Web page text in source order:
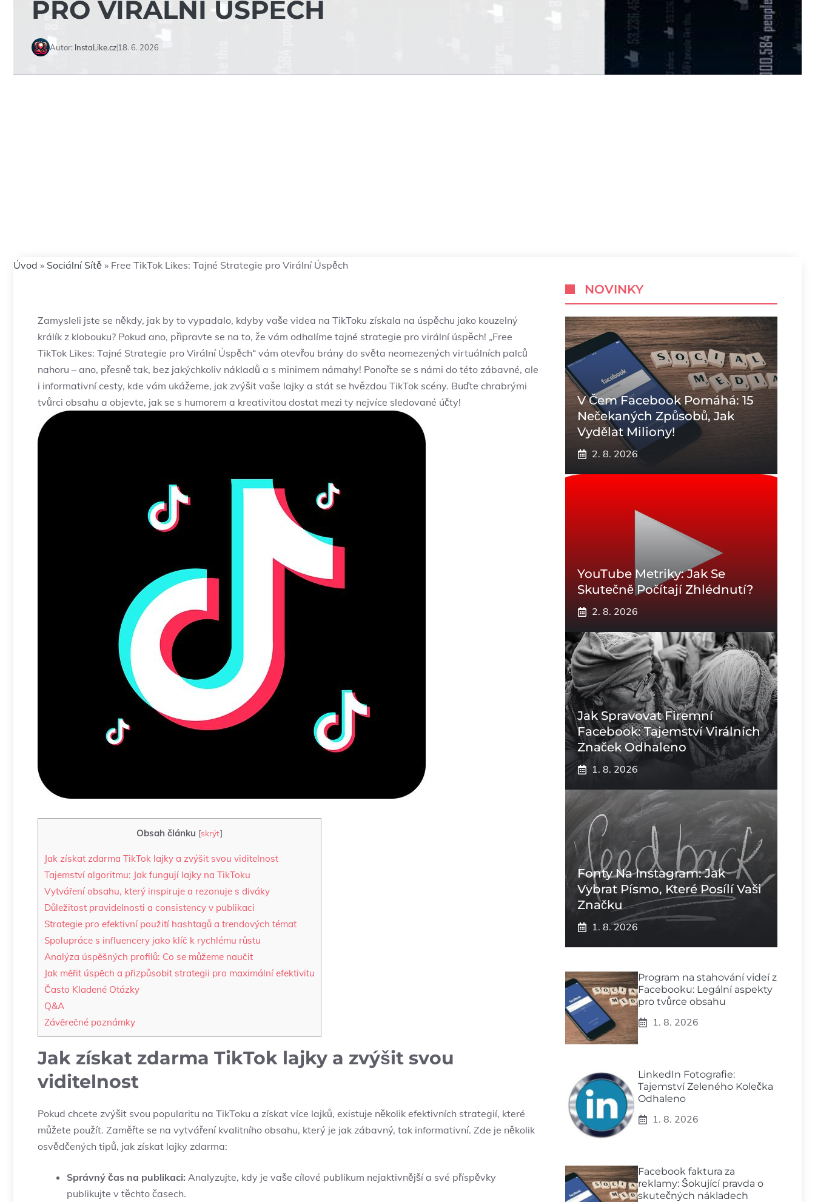
PRO VIRÁLNÍ ÚSPĚCH
Autor: InstaLike.cz 18. 6. 2026
Úvod » Sociální Sítě » Free TikTok Likes: Tajné Strategie pro Virální Úspěch
Zamysleli jste se někdy, jak by to vypadalo, kdyby vaše videa na TikToku získala na úspěchu jako kouzelný
králík z klobouku? Pokud ano, připravte se na to, že vám odhalíme tajné strategie pro virální úspěch! „Free
TikTok Likes: Tajné Strategie pro Virální Úspěch“ vám otevřou brány do světa neomezených virtuálních palců
nahoru – ano, přesně tak, bez jakýchkoliv nákladů a s minimem námahy! Ponořte se s námi do této zábavné, ale
i informativní cesty, kde vám ukážeme, jak zvýšit vaše lajky a stát se hvězdou TikTok scény. Buďte chrabrými
tvůrci obsahu a objevte, jak se s humorem a kreativitou dostat mezi ty nejvíce sledované účty!
Obsah článku [skrýt]
Jak získat zdarma TikTok lajky a zvýšit svou viditelnost
Tajemství algoritmu: Jak fungují lajky na TikToku
Vytváření obsahu, který inspiruje a rezonuje s diváky
Důležitost pravidelnosti a consistency v publikaci
Strategie pro efektivní použití hashtagů a trendových témat
Spolupráce s influencery jako klíč k rychlému růstu
Analýza úspěšných profilů: Co se můžeme naučit
Jak měřit úspěch a přizpůsobit strategii pro maximální efektivitu
Často Kladené Otázky
Q&A
Závěrečné poznámky
Jak získat zdarma TikTok lajky a zvýšit svou
viditelnost
Pokud chcete zvýšit svou popularitu na TikToku a získat více lajků, existuje několik efektivních strategií, které
můžete použít. Zaměřte se na vytváření kvalitního obsahu, který je jak zábavný, tak informativní. Zde je několik
osvědčených tipů, jak získat lajky zdarma:
Správný čas na publikaci: Analyzujte, kdy je vaše cílové publikum nejaktivnější a své příspěvky
publikujte v těchto časech.
NOVINKY
V Čem Facebook Pomáhá: 15
Nečekaných Způsobů, Jak
Vydělat Miliony!
2. 8. 2026
YouTube Metriky: Jak Se
Skutečně Počítají Zhlédnutí?
2. 8. 2026
Jak Spravovat Firemní
Facebook: Tajemství Virálních
Značek Odhaleno
1. 8. 2026
Fonty Na Instagram: Jak
Vybrat Písmo, Které Posílí Vaši
Značku
1. 8. 2026
Program na stahování videí z
Facebooku: Legální aspekty
pro tvůrce obsahu
1. 8. 2026
LinkedIn Fotografie:
Tajemství Zeleného Kolečka
Odhaleno
1. 8. 2026
Facebook faktura za
reklamy: Šokující pravda o
skutečných nákladech